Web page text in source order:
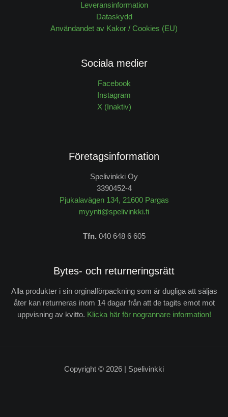
Leveransinformation
Dataskydd
Användandet av Kakor / Cookies (EU)
Sociala medier
Facebook
Instagram
X (Inaktiv)
Företagsinformation
Spelivinkki Oy
3390452-4
Pjukalavägen 134, 21600 Pargas
myynti@spelivinkki.fi
Tfn. 040 648 6 605
Bytes- och returneringsrätt
Alla produkter i sin orginalförpackning som är dugliga att säljas
åter kan returneras inom 14 dagar från att de tagits emot mot
uppvisning av kvitto. Klicka här för nogrannare information!
Copyright © 2026 | Spelivinkki